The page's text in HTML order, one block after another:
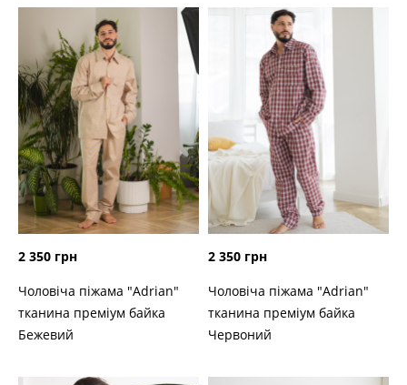
2 350 грн
Чоловіча піжама "Adrian"
тканина преміум байка
Бежевий
2 350 грн
Чоловіча піжама "Adrian"
тканина преміум байка
Червоний